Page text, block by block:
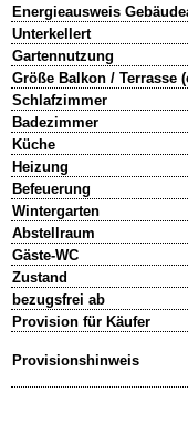
Energieausweis
Unterkellert
Gartennutzung
Größe Balkon / Terrasse
Schlafzimmer
Badezimmer
Küche
Heizung
Befeuerung
Wintergarten
Abstellraum
Gäste-WC
Zustand
bezugsfrei ab
Provision für Käufer
Provisionshinweis